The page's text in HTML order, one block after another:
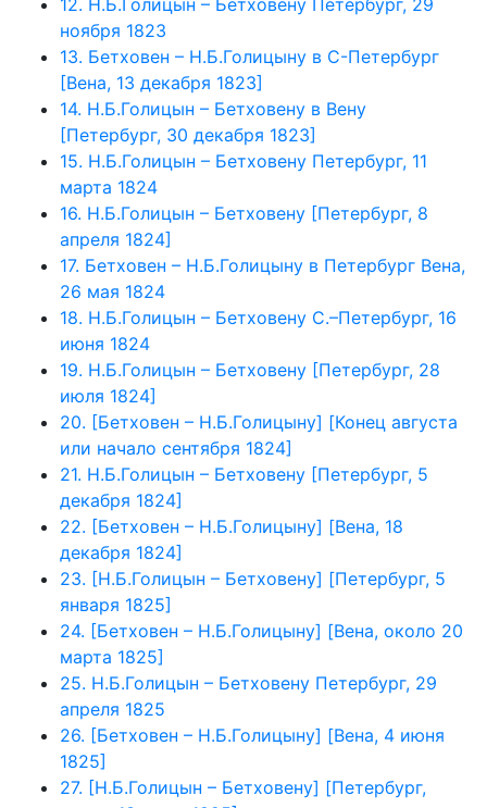
12. Н.Б.Голицын – Бетховену Петербург, 29
ноября 1823
13. Бетховен – Н.Б.Голицыну в С-Петербург
[Вена, 13 декабря 1823]
14. Н.Б.Голицын – Бетховену в Вену
[Петербург, 30 декабря 1823]
15. Н.Б.Голицын – Бетховену Петербург, 11
марта 1824
16. Н.Б.Голицын – Бетховену [Петербург, 8
апреля 1824]
17. Бетховен – Н.Б.Голицыну в Петербург Вена,
26 мая 1824
18. Н.Б.Голицын – Бетховену С.–Петербург, 16
июня 1824
19. Н.Б.Голицын – Бетховену [Петербург, 28
июля 1824]
20. [Бетховен – Н.Б.Голицыну] [Конец августа
или начало сентября 1824]
21. Н.Б.Голицын – Бетховену [Петербург, 5
декабря 1824]
22. [Бетховен – Н.Б.Голицыну] [Вена, 18
декабря 1824]
23. [Н.Б.Голицын – Бетховену] [Петербург, 5
января 1825]
24. [Бетховен – Н.Б.Голицыну] [Вена, около 20
марта 1825]
25. Н.Б.Голицын – Бетховену Петербург, 29
апреля 1825
26. [Бетховен – Н.Б.Голицыну] [Вена, 4 июня
1825]
27. [Н.Б.Голицын – Бетховену] [Петербург,